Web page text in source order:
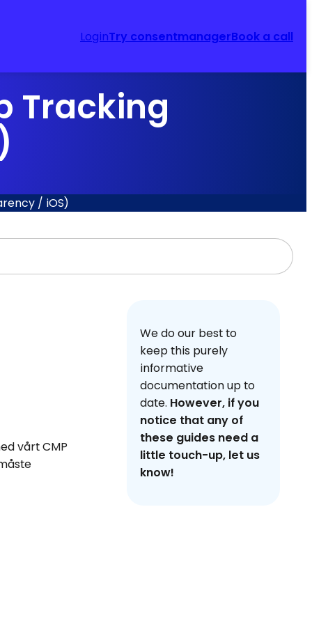
LoginTry consentmanagerBook a call
Tracking
/ iOS)
vårt CMP
We do our best to
keep this purely
informative
documentation up to
date. However, if you
notice that any of
these guides need a
little touch-up, let us
know!